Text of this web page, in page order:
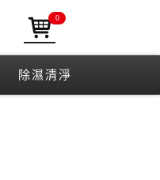
0
除濕清淨